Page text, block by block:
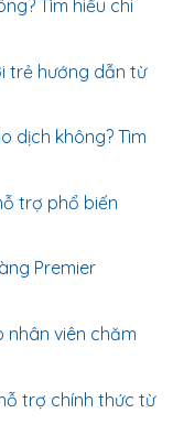
Tìm hiểu chi
trẻ hướng dẫn từ
dịch không? Tìm
trợ phổ biến
Premier
nhân viên chăm
trợ chính thức từ